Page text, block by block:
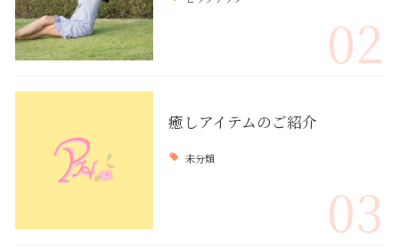
02
癒しアイテムのご紹介
未分類
03